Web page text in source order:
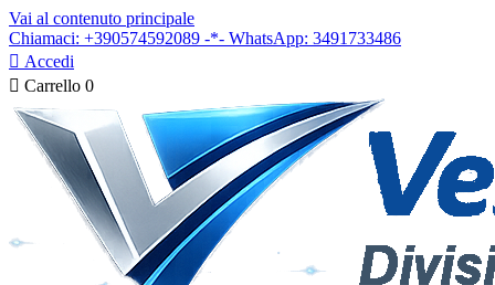
Vai al contenuto principale
Chiamaci: +390574592089 -*- WhatsApp: 3491733486
 Accedi
 Carrello 0